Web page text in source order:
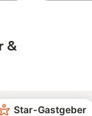
&
Star-Gastgeber